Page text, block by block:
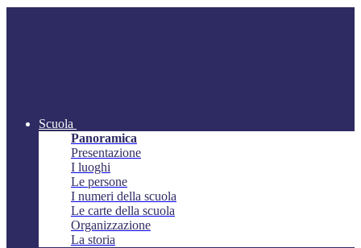
Scuola
Panoramica
Presentazione
I luoghi
Le persone
I numeri della scuola
Le carte della scuola
Organizzazione
La storia